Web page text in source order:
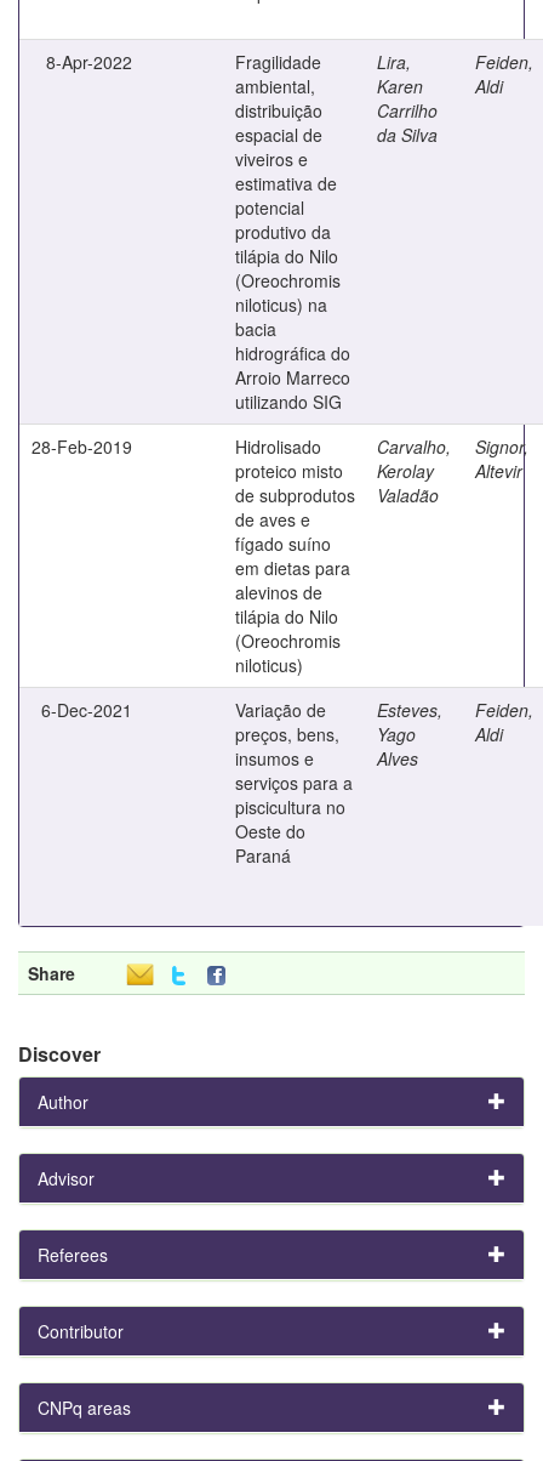
8-Apr-2022
Fragilidade
ambiental,
distribuição
espacial de
viveiros e
estimativa de
potencial
produtivo da
tilápia do Nilo
(Oreochromis
niloticus) na
bacia
hidrográfica do
Arroio Marreco
utilizando SIG
Lira,
Karen
Carrilho
da Silva
Feiden,
Aldi
28-Feb-2019
Hidrolisado
proteico misto
de subprodutos
de aves e
fígado suíno
em dietas para
alevinos de
tilápia do Nilo
(Oreochromis
niloticus)
Carvalho,
Kerolay
Valadão
Signor,
Altevir
6-Dec-2021
Variação de
preços, bens,
insumos e
serviços para a
piscicultura no
Oeste do
Paraná
Esteves,
Yago
Alves
Feiden,
Aldi
Share
Discover
Author
Advisor
Referees
Contributor
CNPq areas